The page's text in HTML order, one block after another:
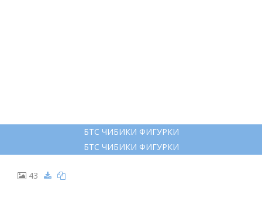
БТС ЧИБИКИ ФИГУРКИ
БТС ЧИБИКИ ФИГУРКИ
43